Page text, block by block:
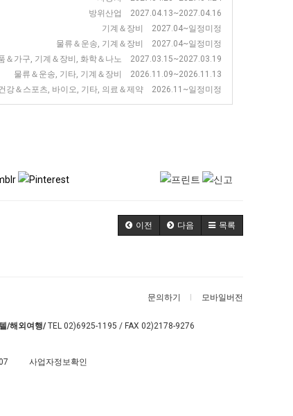
방위산업 2027.04.13~2027.04.16
기계＆장비 2027.04~일정미정
물류＆운송, 기계＆장비 2027.04~일정미정
＆가구, 기계＆장비, 화학＆나노 2027.03.15~2027.03.19
물류＆운송, 기타, 기계＆장비 2026.11.09~2026.11.13
강＆스포츠, 바이오, 기타, 의료＆제약 2026.11~일정미정
이전 다음 목록
문의하기 모바일버전
/해외여행/TEL 02)6925-1195 / FAX 02)2178-9276
사업자정보확인